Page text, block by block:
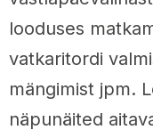
looduses
vatkaritordi
mängimist jpm.
näpunäited